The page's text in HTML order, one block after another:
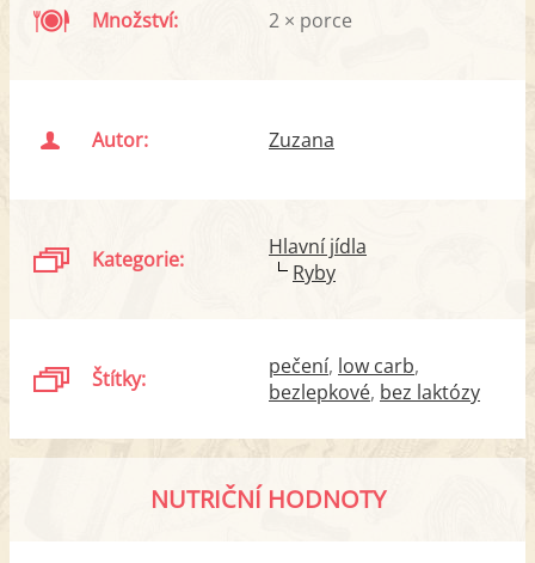
Množství: 2 × porce
Autor: Zuzana
Kategorie:
Hlavní jídla
Ryby
Štítky: pečení low carb
bezlepkové bez laktózy
NUTRIČNÍ HODNOTY